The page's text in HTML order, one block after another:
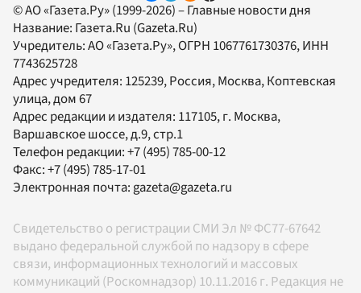
© АО «Газета.Ру» (1999-2026) – Главные новости дня
Название: Газета.Ru (Gazeta.Ru)
Учредитель:АО «Газета.Ру», ОГРН 1067761730376, ИНН
7743625728
Адрес учредителя: 125239, Россия, Москва, Коптевская
улица, дом 67
Адрес редакции и издателя: 117105, г. Москва,
Варшавское шоссе, д.9, стр.1
Телефон редакции:+7 (495) 785-00-12
Факс:+7 (495) 785-17-01
Электронная почта:gazeta@gazeta.ru
Свидетельство о регистрации СМИ Эл № ФС77-67642
выдано федеральной службой по надзору в сфере
связи, информационных технологий и массовых
коммуникаций (Роскомнадзор) 10.11.2016 г. Редакция не